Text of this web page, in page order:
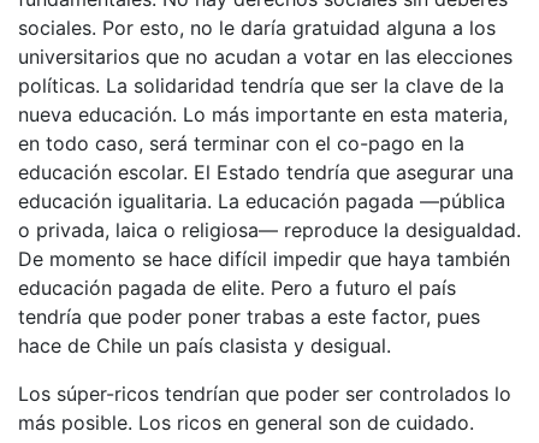
sociales. Por esto, no le daría gratuidad alguna a los
universitarios que no acudan a votar en las elecciones
políticas. La solidaridad tendría que ser la clave de la
nueva educación. Lo más importante en esta materia,
en todo caso, será terminar con el co-pago en la
educación escolar. El Estado tendría que asegurar una
educación igualitaria. La educación pagada —pública
o privada, laica o religiosa— reproduce la desigualdad.
De momento se hace difícil impedir que haya también
educación pagada de elite. Pero a futuro el país
tendría que poder poner trabas a este factor, pues
hace de Chile un país clasista y desigual.
Los súper-ricos tendrían que poder ser controlados lo
más posible. Los ricos en general son de cuidado.